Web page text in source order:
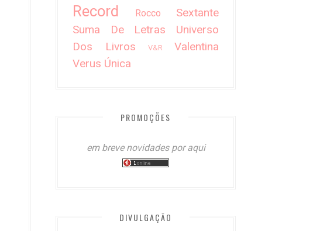
Record Rocco
Sextante
Suma De Letras
Universo
Dos Livros
V&R
Valentina
Verus Única
PROMOÇÕES
em breve novidades por aqui
DIVULGAÇÃO